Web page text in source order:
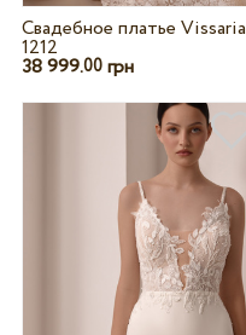
Свадебное платье Vissaria
1212
38 999.00грн